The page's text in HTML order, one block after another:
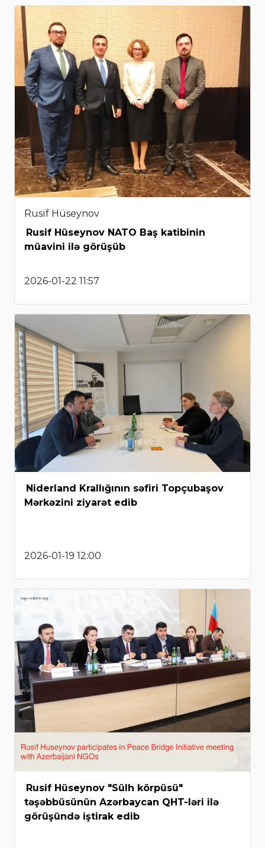
Rusif Hüseynov
Rusif Hüseynov NATO Baş katibinin
müavini ilə görüşüb
2026-01-22 11:57
Niderland Krallığının səfiri Topçubaşov
Mərkəzini ziyarət edib
2026-01-19 12:00
Rusif Hüseynov "Sülh körpüsü"
təşəbbüsünün Azərbaycan QHT-ləri ilə
görüşündə iştirak edib